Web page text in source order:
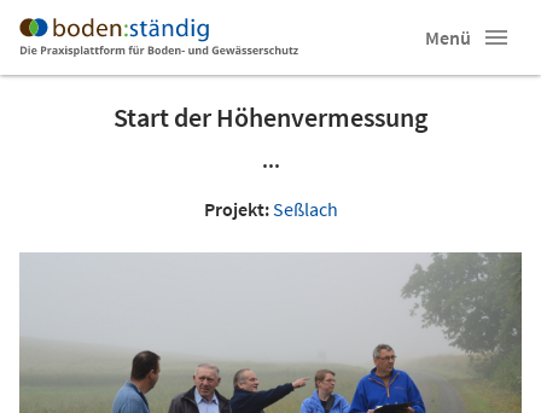
Menü
Start der Höhenvermessung
...
Projekt:Seßlach